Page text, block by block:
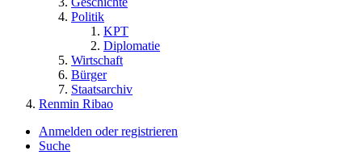
Politik
KPT
Diplomatie
Wirtschaft
Bürger
Staatsarchiv
Renmin Ribao
Anmelden oder registrieren
Suche